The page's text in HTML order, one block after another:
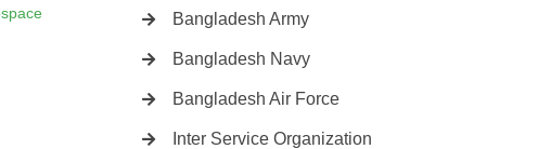
Bangladesh Army
Bangladesh Navy
Bangladesh Air Force
Inter Service Organization